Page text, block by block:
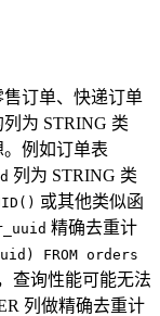
订单、快递订单
为 STRING 类
例如订单表
列为 STRING 类
或其他类似函
精确去重计
FROM orders
查询性能可能无法
列做精确去重计